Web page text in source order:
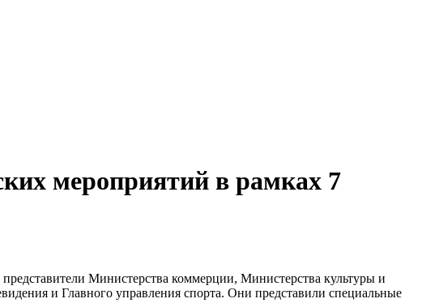
мероприятий в рамках 7
Министерства коммерции, Министерства культуры и
и Главного управления спорта. Они представили специальные